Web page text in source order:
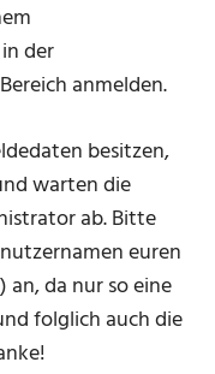
in der
anmelden.
besitzen,
warten die
ab. Bitte
euren
an, da nur so eine
folglich auch die